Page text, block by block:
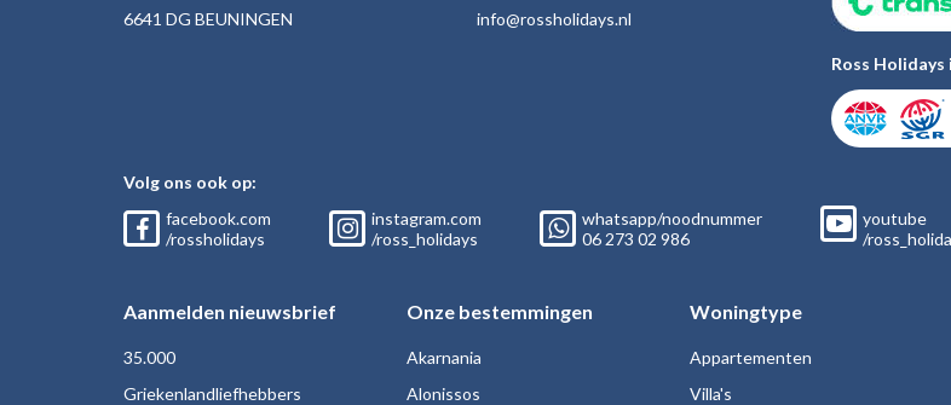
6641 DG BEUNINGEN
info@rossholidays.nl
Ross
Volg ons ook op:
facebook.com
/rossholidays
instagram.com
/ross_holidays
whatsapp/noodnummer
06 273 02 986
youtube
/
Aanmelden nieuwsbrief
35.000
Griekenlandliefhebbers
Onze bestemmingen
Akarnania
Alonissos
Woningtype
Appartementen
Villa's